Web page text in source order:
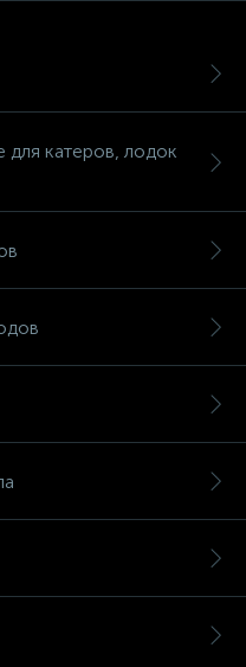
катеров, лодок